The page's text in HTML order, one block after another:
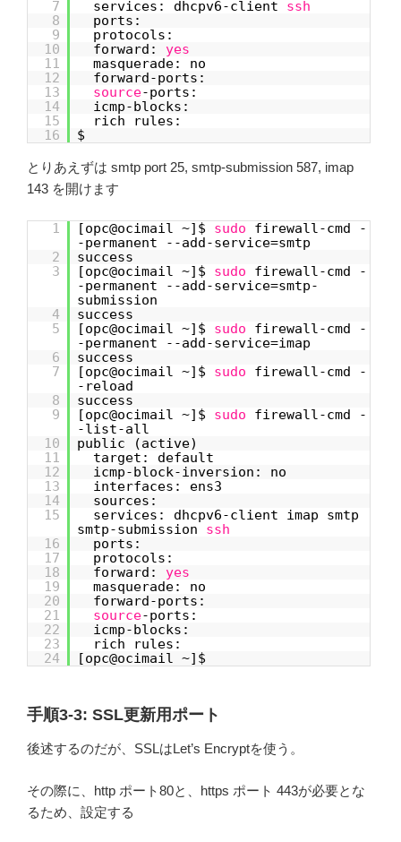
7
services: dhcpv6-client ssh
8
ports:
9
protocols:
10
forward: yes
11
masquerade: no
12
forward-ports:
13
source-ports:
14
icmp-blocks:
15
rich rules:
16
$
とりあえずは smtp port 25, smtp-submission 587, imap
143 を開けます
1 [opc@ocimail ~]$ sudo
firewall-cmd -
-permanent --add-service=smtp
2
success
3
[opc@ocimail ~]$ sudo
firewall-cmd -
-permanent --add-service=smtp-
submission
4
success
5
[opc@ocimail ~]$ sudo
firewall-cmd -
-permanent --add-service=imap
6
success
7
[opc@ocimail ~]$ sudo
firewall-cmd -
-reload
8
success
9
[opc@ocimail ~]$ sudo
firewall-cmd -
-list-all
10
public (active)
11
target: default
12
icmp-block-inversion: no
13
interfaces: ens3
14
sources:
15
services: dhcpv6-client imap smtp
smtp-submission ssh
16
ports:
17
protocols:
18
forward: yes
19
masquerade: no
20
forward-ports:
21
source-ports:
22
icmp-blocks:
23
rich rules:
24
[opc@ocimail ~]$
手順3-3: SSL更新用ポート
後述するのだが、SSLはLet’s Encryptを使う。
その際に、http ポート80と、https ポート 443が必要とな
るため、設定する